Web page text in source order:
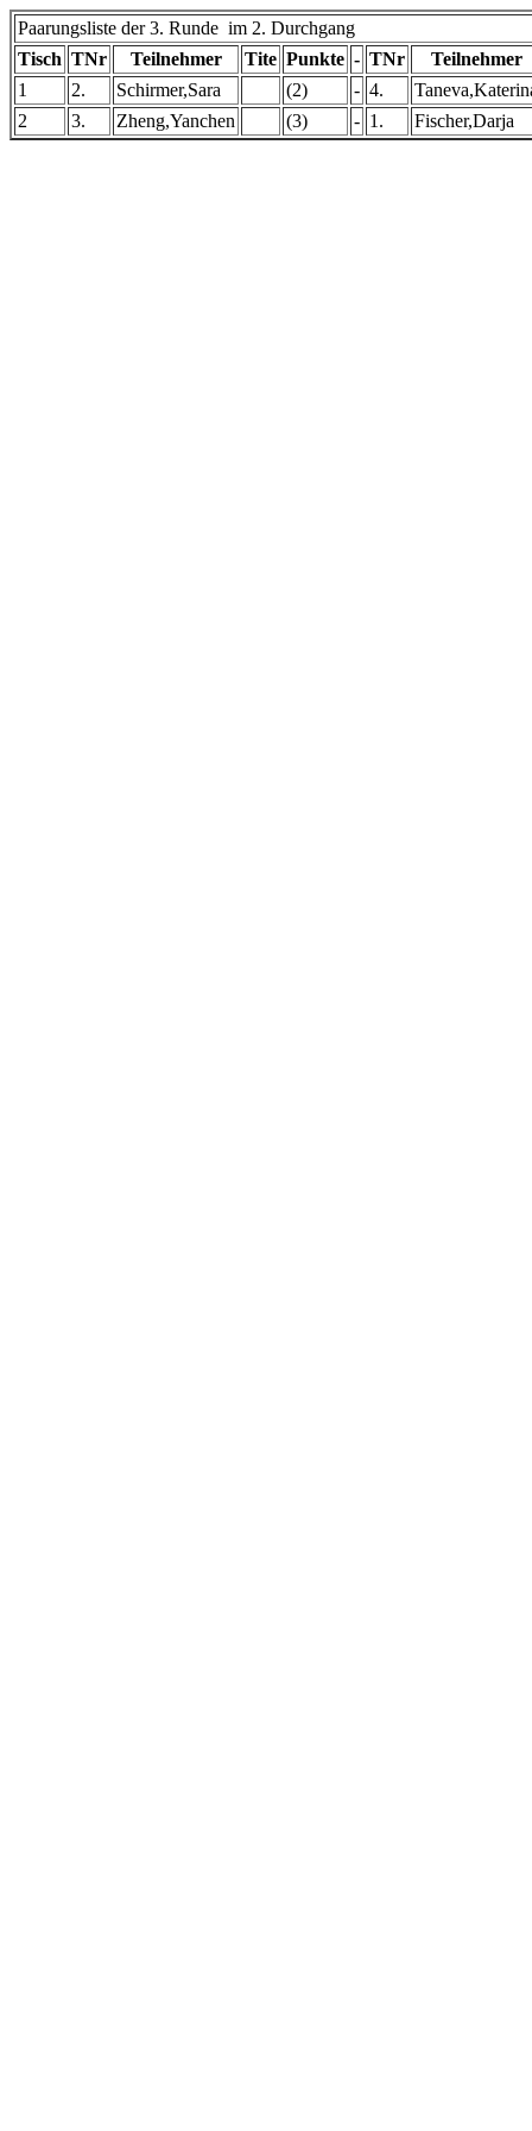
Paarungsliste der 3. Runde im 2. Durchgang
Tisch TNr Teilnehmer Tite Punkte - TNr
Teilnehmer
1
2. Schirmer,Sara (2) - 4.
2
3. Zheng,Yanchen (3) - 1. Fischer,Darja